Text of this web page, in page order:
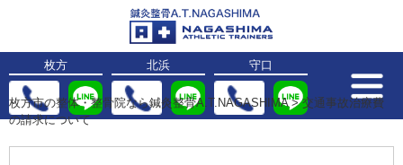
枚方 北浜 守口
枚方市の整体・整骨院なら鍼灸整骨A.T.NAGASHIMA>交通事故治療費
の請求について